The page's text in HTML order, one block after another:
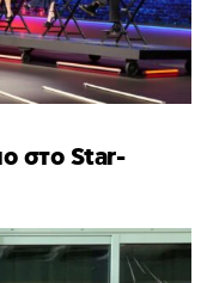
στο Star-